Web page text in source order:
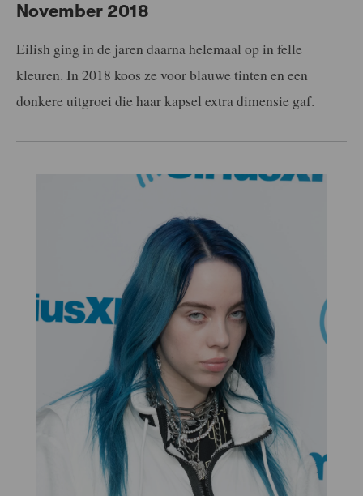
November 2018
Eilish ging in de jaren daarna helemaal op in felle
kleuren. In 2018 koos ze voor blauwe tinten en een
donkere uitgroei die haar kapsel extra dimensie gaf.